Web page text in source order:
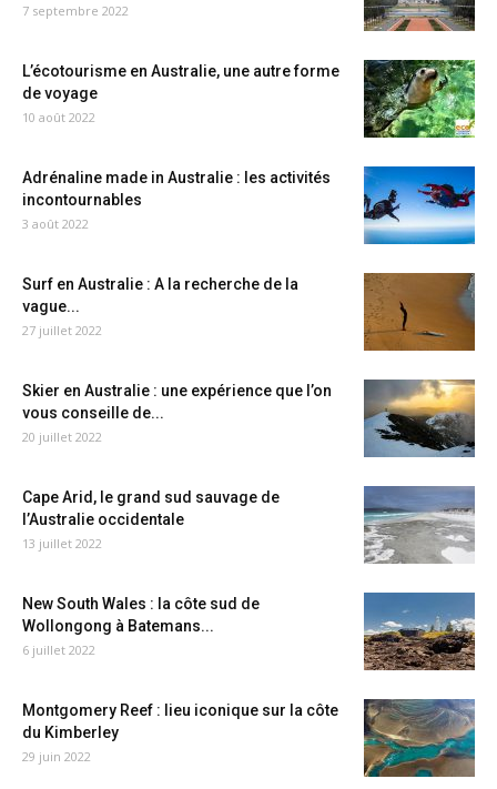
7 septembre 2022
L’écotourisme en Australie, une autre forme
de voyage
10 août 2022
Adrénaline made in Australie : les activités
incontournables
3 août 2022
Surf en Australie : A la recherche de la
vague...
27 juillet 2022
Skier en Australie : une expérience que l’on
vous conseille de...
20 juillet 2022
Cape Arid, le grand sud sauvage de
l’Australie occidentale
13 juillet 2022
New South Wales : la côte sud de
Wollongong à Batemans...
6 juillet 2022
Montgomery Reef : lieu iconique sur la côte
du Kimberley
29 juin 2022